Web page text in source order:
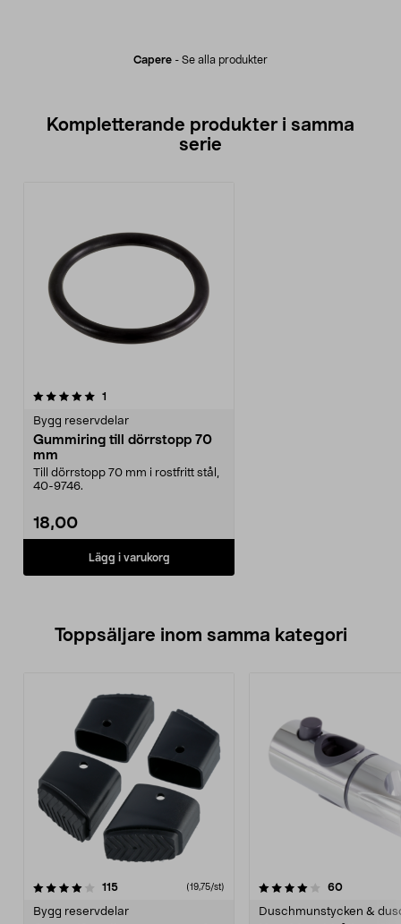
Capere - Se alla produkter
Kompletterande produkter i samma
serie
1
Bygg reservdelar
Gummiring till dörrstopp 70
mm
Till dörrstopp 70 mm i rostfritt stål,
40-9746.
18,00
Lägg i varukorg
Toppsäljare inom samma kategori
115recensioner (19,75/st)
Bygg reservdelar
4.0 av 5 stjärnor 60
Duschmunstycken &
4.5 av 5 stjärnor